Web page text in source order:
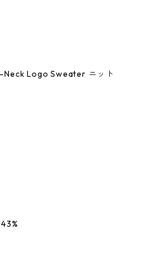
Logo Sweater ニット